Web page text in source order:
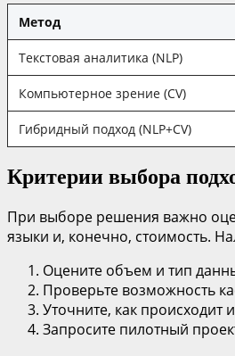
Метод
Текстовая аналитика (NLP)
Компьютерное зрение (CV)
Гибридный подход (NLP+CV)
Критерии выбора
При выборе решения важно
языки и, конечно, стоимость.
Оцените объем и тип
Проверьте возможность
Уточните, как происходит
Запросите пилотный